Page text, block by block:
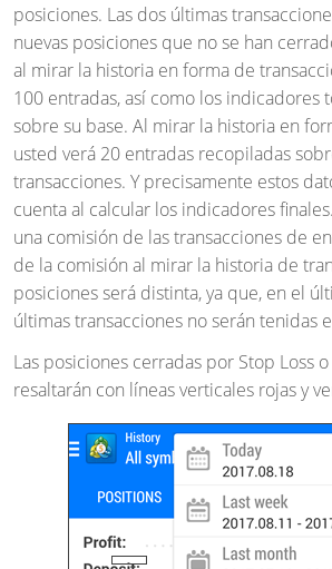
posiciones. Las dos últimas
nuevas posiciones que no se han
al mirar la historia en forma de
100 entradas, así como los indicadores
sobre su base. Al mirar la historia en
usted verá 20 entradas recopiladas
transacciones. Y precisamente estos
cuenta al calcular los indicadores
una comisión de las transacciones de
de la comisión al mirar la historia de
posiciones será distinta, ya que, en el
últimas transacciones no serán tenidas
Las posiciones cerradas por Stop Loss
resaltarán con líneas verticales rojas y